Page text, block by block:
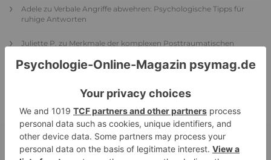
Adele zu Verbale Angriffe abwehren: Psychologische Tipps für
ruhige Antworten
Juliette P. zu Merkmale der komplexen Posttraumatischen
vermutlich aus – Narzisstisch geprägte Kindheit (1)